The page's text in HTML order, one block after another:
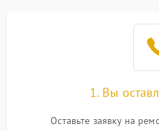
1. Вы
Оставьте заявку на